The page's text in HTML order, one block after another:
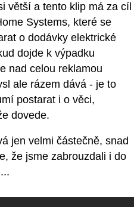
větší a tento klip má za cíl
Systems, které se
o dodávky elektrické
dojde k výpadku
nad celou reklamou
ale rázem dává - je to
postarat i o věci,
dovede.
jen velmi částečně, snad
že jsme zabrouzdali i do